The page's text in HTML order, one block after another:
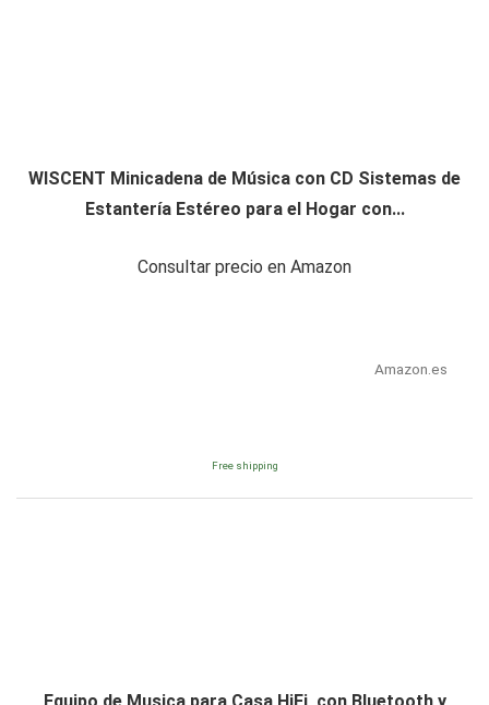
WISCENT Minicadena de Música con CD Sistemas de
Estantería Estéreo para el Hogar con...
Consultar precio en Amazon
Amazon.es
Free shipping